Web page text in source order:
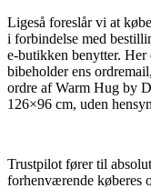
Ligeså foreslår vi at
i forbindelse med
e-butikken benytter.
bibeholder ens
ordre af Warm Hug by
126×96 cm, uden
Trustpilot fører til
forhenværende køberes